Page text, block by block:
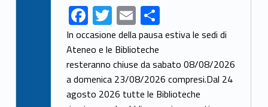
F
ac
e
b
o
T
w
itt
er
E
m
ai
l
S
h
ar
e
In occasione della pausa estiva le sedi di
Ateneo e le Biblioteche
resteranno chiuse da sabato 08/08/2026
a domenica 23/08/2026 compresi.Dal 24
agosto 2026 tutte le Biblioteche